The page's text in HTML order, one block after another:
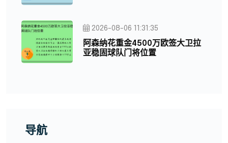
2026-08-06 11:31:35
阿森纳花重金4500万欧签大卫拉
亚稳固球队门将位置
导航